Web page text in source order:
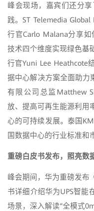
峰会现场，嘉宾们还分
践。ST Telemedia
行官Carlo Malana分享如
技术四个维度实现绿色基
行官Yuni Lee Heathcote
据中心解决方案全面助力
有限公司总监Matthew
放、提高可再生能源利用
心的可持续发展。泰国
国数据中心的行业标准和
重磅白皮书发布，照亮数
峰会期间，华为重磅发布
书详细介绍华为UPS智能
场景，深入解读“全模式